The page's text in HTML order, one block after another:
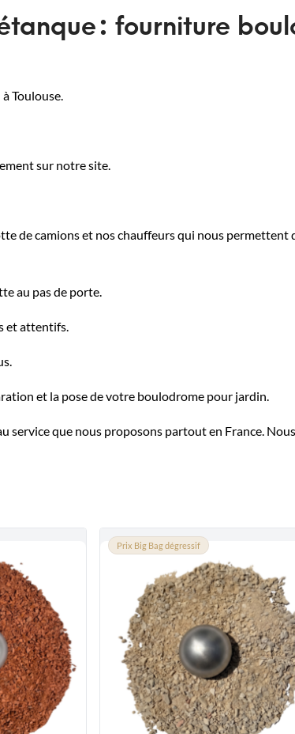
: fourniture
Toulouse.
sur notre site.
de camions et nos chauffeurs qui nous permettent
au pas de porte.
et attentifs.
et la pose de votre boulodrome pour jardin.
service que nous proposons partout en France.
Prix Big Bag dégressif